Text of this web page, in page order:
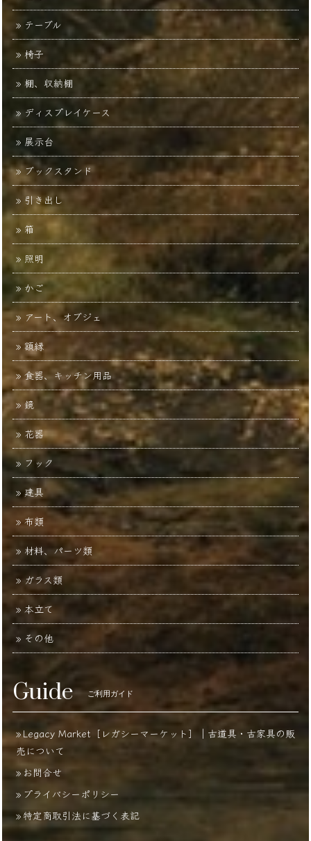
テーブル
椅子
棚、収納棚
ディスプレイケース
展示台
ブックスタンド
引き出し
箱
照明
かご
アート、オブジェ
額縁
食器、キッチン用品
鏡
花器
フック
建具
布類
材料、パーツ類
ガラス類
本立て
その他
Guide ご利用ガイド
Legacy Market［レガシーマーケット］｜古道具・古家具の販
売について
お問合せ
プライバシーポリシー
特定商取引法に基づく表記